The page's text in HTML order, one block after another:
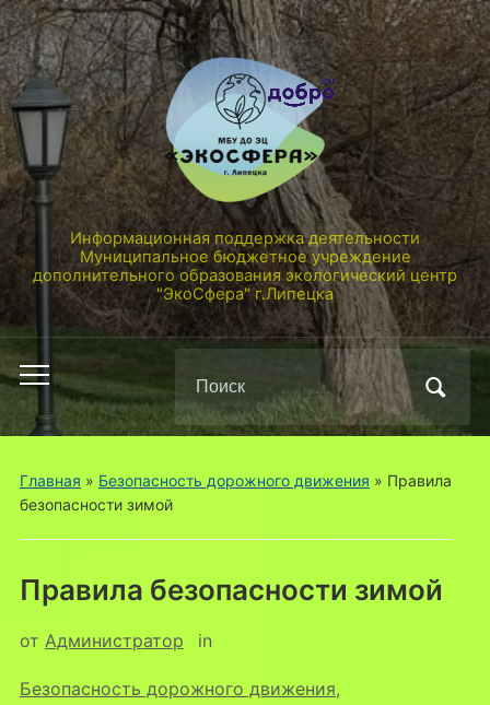
Информационная поддержка деятельности
Муниципальное бюджетное учреждение
дополнительного образования экологический центр
"ЭкоСфера" г.Липецка
Переключить
мобильное
меню
по:
Главная » Безопасность дорожного движения » Правила
безопасности зимой
Правила безопасности зимой
от Администратор in
Безопасность дорожного движения,